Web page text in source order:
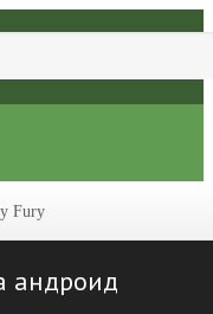
Fury
андроид